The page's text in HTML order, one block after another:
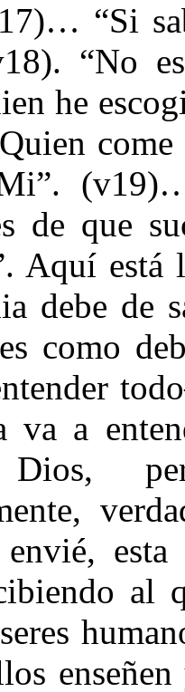
“Si
“No
he
de que
Aquí está
debe de
como
va a
al